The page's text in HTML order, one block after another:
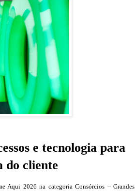
e tecnologia para
do cliente
Aqui 2026 na categoria Consórcios – Grandes